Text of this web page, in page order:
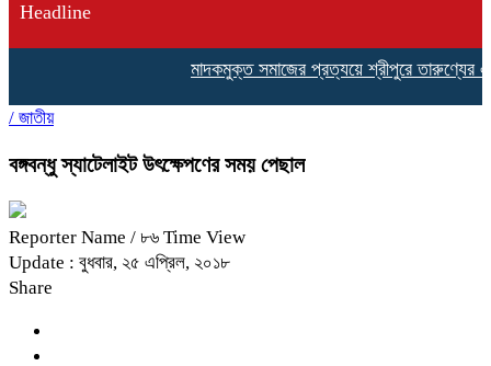
Headline
মাদকমুক্ত সমাজের প্রত্যয়ে শ্রীপুরে তারুণ্যের
/ জাতীয়
বঙ্গবন্ধু স্যাটেলাইট উৎক্ষেপণের সময় পেছাল
Reporter Name / ৮৬ Time View
Update : বুধবার, ২৫ এপ্রিল, ২০১৮
Share